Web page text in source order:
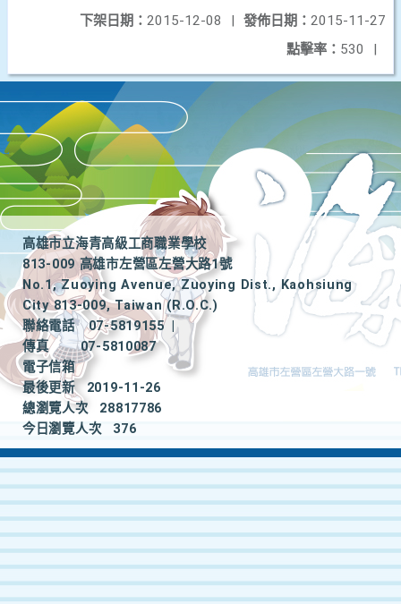
發佈日期： 2015-11-27
下架日期： 2015-12-08
|
點擊率： 530 |
高雄市立海青高級工商職業學校
813-009 高雄市左營區左營大路1號
No.1, Zuoying Avenue, Zuoying Dist., Kaohsiung
City 813-009, Taiwan (R.O.C.)
聯絡電話
07-5819155
|
傳真
07-5810087
電子信箱
最後更新
2019-11-26
總瀏覽人次
28817786
今日瀏覽人次
376